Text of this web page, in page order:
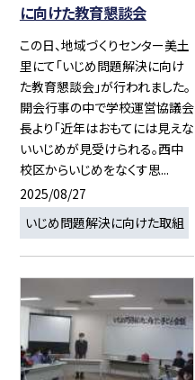
に向けた教育懇談会
この日、地域づくりセンター美土
里にて「いじめ問題解決に向け
た教育懇談会」が行われました。
開会行事の中で学校運営協議会
長より「近年はおもてには見えな
いいじめが見受けられる。西中
校区からいじめをなくす思...
2025/08/27
いじめ問題解決に向けた取組